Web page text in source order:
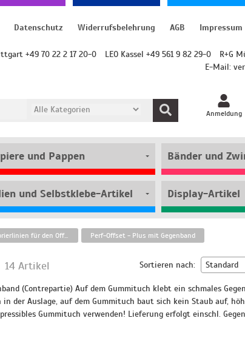
Datenschutz Widerrufsbelehrung AGB Impressum
+49 70 22 2 17 20-0 LEO Kassel +49 561 9 82 29-0
R+G
E-Mail:
Anmeldung
und Pappen Bänder und
und Selbstklebe-Artikel Display-Artikel
Perf-Offset Perforierlinien für den Offsetdruck Perf-Offset - Plus mit Gegenband
14 Artikel Sortieren nach:
(Contrepartie) Auf dem Gummituch klebt ein schmales
in der Auslage, auf dem Gummituch baut sich kein Staub auf,
Gummituch verwenden! Lieferung erfolgt einschl.